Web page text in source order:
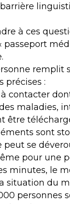
à ces
passeport
remplit
précises :
contacter
maladies,
être
sont
peut se
pour une
minutes, le
situation du
personnes